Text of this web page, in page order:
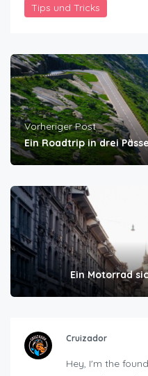
Tips und Tricks
Vorheriger Post
Ein Roadtrip in drei
Ein Motorrad
Cruizador
Hey, I'm the